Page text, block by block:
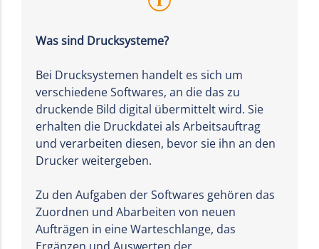
Was sind Drucksysteme?
Bei Drucksystemen handelt es sich um
verschiedene Softwares, an die das zu
druckende Bild digital übermittelt wird. Sie
erhalten die Druckdatei als Arbeitsauftrag
und verarbeiten diesen, bevor sie ihn an den
Drucker weitergeben.
Zu den Aufgaben der Softwares gehören das
Zuordnen und Abarbeiten von neuen
Aufträgen in eine Warteschlange, das
Ergänzen und Auswerten der